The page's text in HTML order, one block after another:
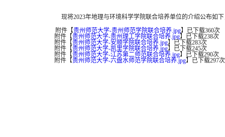
现将2023年地理与环境科学学院联合培养单位的介绍公布如
附件【贵州师范大学-贵州师范学院联合培养.jpg】 已下载360次
附件【贵州师范大学-贵州理工学院联合培养.jpg】 已下载238次
附件【贵州师范大学-安顺学院联合培养.jpg】 已下载283次
附件【贵州师范大学-凯里学院联合培养.jpg】 已下载245次
附件【贵州师范大学-江苏第二师范联合培养.jpg】 已下载290次
附件【贵州师范大学-六盘水师范学院联合培养.jpg】 已下载297次